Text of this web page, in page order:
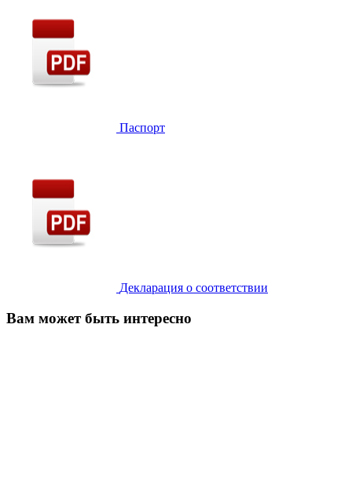
Паспорт
Декларация о соответствии
Вам может быть интересно